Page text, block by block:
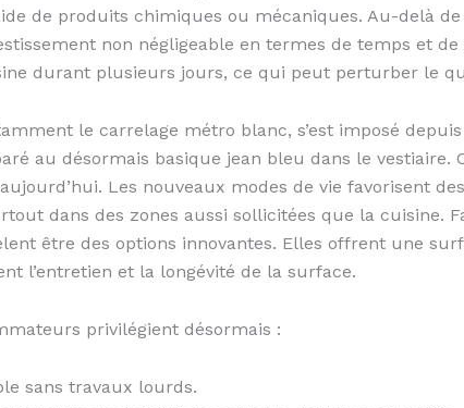
de produits chimiques ou mécaniques. Au-delà
non négligeable en termes de temps et
durant plusieurs jours, ce qui peut perturber le
le carrelage métro blanc, s’est imposé
au désormais basique jean bleu dans le vestiaire.
Les nouveaux modes de vie favorisent
dans des zones aussi sollicitées que la cuisine.
être des options innovantes. Elles offrent une
l’entretien et la longévité de la surface.
privilégient désormais :
sans travaux lourds.